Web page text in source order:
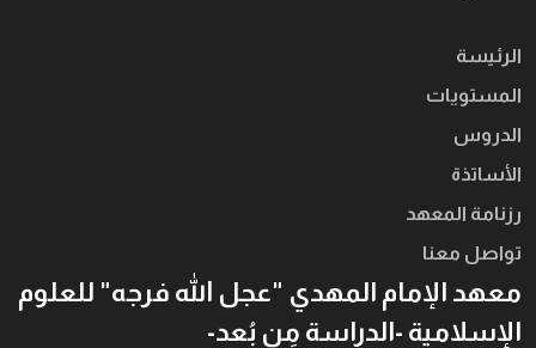
الرئيسة
المستويات
الدروس
الأساتذة
رزنامة المعهد
تواصل معنا
معهد الإمام المهدي "عجل الله فرجه" للعلوم
الإسلامية -الدراسة مِن بُعد-